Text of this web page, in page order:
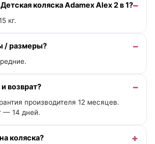
коляска Adamex Alex 2 в 1?
кг.
/ размеры?
возврат?
производителя 12 месяцев.
— 14 дней.
коляска?